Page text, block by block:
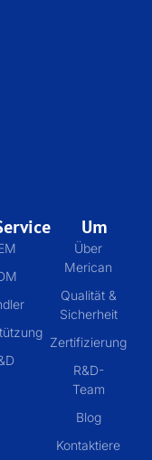
Um
Über
Merican
Qualität &
Sicherheit
Zertifizierung
R&D-
Team
Blog
Kontaktiere